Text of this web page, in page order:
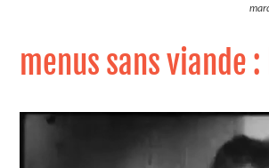
menus sans viande